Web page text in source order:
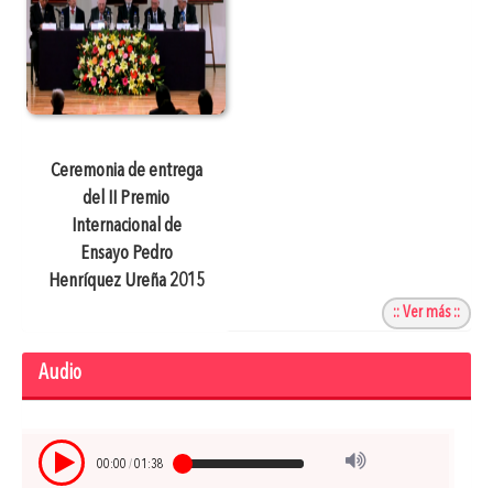
Ceremonia de entrega
del II Premio
Internacional de
Ensayo Pedro
Henríquez Ureña 2015
:: Ver más ::
Audio
00:00 /01:38